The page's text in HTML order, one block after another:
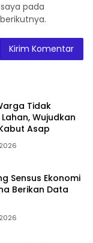
pada
Tidak
Wujudkan
Asap
Sensus Ekonomi
Berikan Data